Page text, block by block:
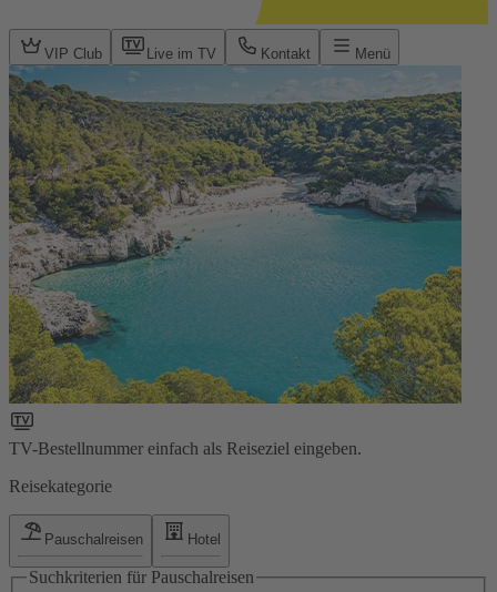
VIP Club Live im TV Kontakt Menü
TV-Bestellnummer einfach als Reiseziel eingeben.
Reisekategorie
Pauschalreisen Hotel
Suchkriterien für Pauschalreisen